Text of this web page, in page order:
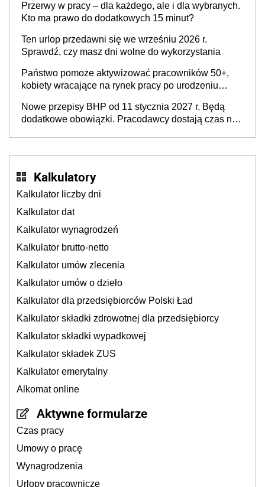
refundacji, ale bariery po stronie systemu i
świadomości pracodawców [WYWIAD]
Przerwy w pracy – dla każdego, ale i dla wybranych.
Kto ma prawo do dodatkowych 15 minut?
Ten urlop przedawni się we wrześniu 2026 r.
Sprawdź, czy masz dni wolne do wykorzystania
Państwo pomoże aktywizować pracowników 50+,
kobiety wracające na rynek pracy po urodzeniu
neuroatypowe. Powstanie Fundusz na rzecz
Inkluzywności w Zatrudnianiu?
Nowe przepisy BHP od 11 stycznia 2027 r. Będą
dodatkowe obowiązki. Pracodawcy dostają czas na
Kalkulatory
Kalkulator liczby dni
Kalkulator dat
Kalkulator wynagrodzeń
Kalkulator brutto-netto
Kalkulator umów zlecenia
Kalkulator umów o dzieło
Kalkulator dla przedsiębiorców Polski Ład
Kalkulator składki zdrowotnej dla przedsiębiorcy
Kalkulator składki wypadkowej
Kalkulator składek ZUS
Kalkulator emerytalny
Alkomat online
Aktywne formularze
Czas pracy
Umowy o pracę
Wynagrodzenia
Urlopy pracownicze